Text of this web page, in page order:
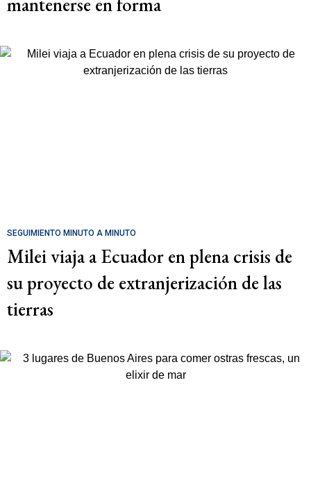
SEGUIMIENTO MINUTO A MINUTO
Milei viaja a Ecuador en plena crisis de
su proyecto de extranjerización de las
tierras